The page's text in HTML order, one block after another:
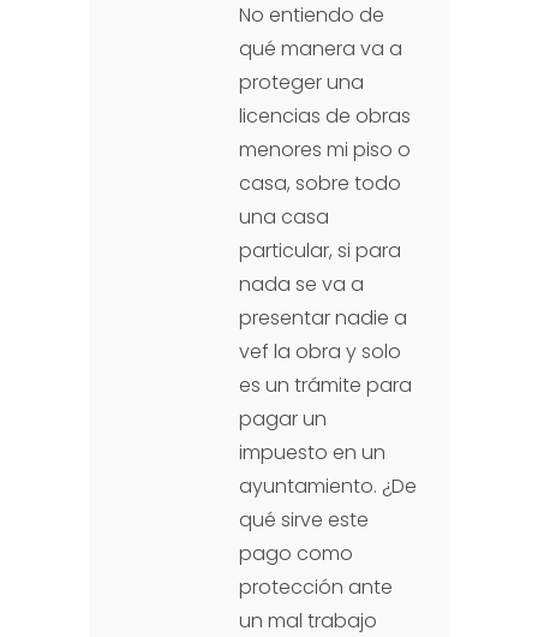
No entiendo de
qué manera va a
proteger una
licencias de obras
menores mi piso o
casa, sobre todo
una casa
particular, si para
nada se va a
presentar nadie a
vef la obra y solo
es un trámite para
pagar un
impuesto en un
ayuntamiento. ¿De
qué sirve este
pago como
protección ante
un mal trabajo